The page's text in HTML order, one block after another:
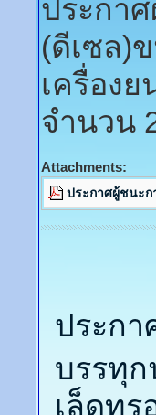
ประกา
(ดีเซล)
เครื่อง
จำนวน
Attachments:
ประกาศผู้ชนะก
ประกา
บรรทุก
เล็ดทร